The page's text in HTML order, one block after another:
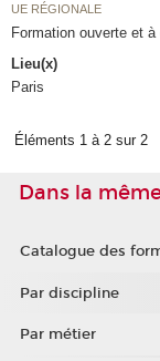
UE RÉGIONALE
Formation ouverte et
Lieu(x)
Paris
Éléments 1 à 2 sur 2
Dans la
Catalogue des
Par discipline
Par métier